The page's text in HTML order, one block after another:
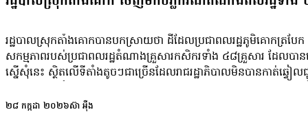
រដ្ឋបាលស្រុកតាំងគោកបានបកស្រាយថា ដីដែលប្រជាពលរដ្ឋភូមិគោកត្រប
សកម្មភាពរបស់ប្រជាពលរដ្ឋតំណាងគ្រួសារកសិករទាំង ៤៨គ្រួសារ ដែលប
ស្នើសុំនេះ ស្ថិតលើទីតាំងតូចៗជាច្រើនដែលរាជរដ្ឋាភិបាលមិនបានកាត់ឆ្
ទុកដើម្បីផលប្រយោជន៍ជាតិ។ នេះបើតាមសេចក្ដីព័ត៌មានរបស់រដ្ឋបាលស្
២៨ កក្កដា ២០២៦ស៊ា អុឺង